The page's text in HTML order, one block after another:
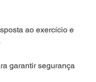
ao exercício e
garantir segurança